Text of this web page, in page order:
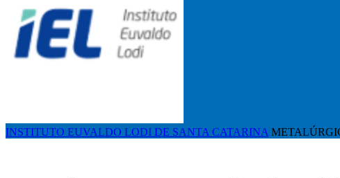
INSTITUTO EUVALDO LODI DE SANTA CATARINA